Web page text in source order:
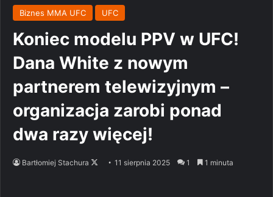
Biznes MMA UFC UFC
Koniec modelu PPV w UFC!
Dana White z nowym
partnerem telewizyjnym –
organizacja zarobi ponad
dwa razy więcej!
Bartłomiej Stachura
Follow11 sierpnia 2025 1 1 minuta